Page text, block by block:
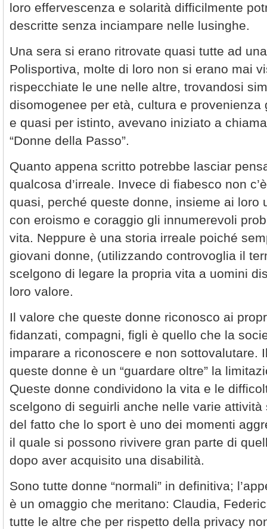
loro effervescenza e solarità difficilmente
descritte senza inciampare nelle lusinghe.
Una sera si erano ritrovate quasi tutte ad
Polisportiva, molte di loro non si erano mai
rispecchiate le une nelle altre, trovandosi
disomogenee per età, cultura e provenienza
e quasi per istinto, avevano iniziato a
“Donne della Passo”.
Quanto appena scritto potrebbe lasciar
qualcosa d’irreale. Invece di fiabesco non
quasi, perché queste donne, insieme ai loro
con eroismo e coraggio gli innumerevoli
vita. Neppure è una storia irreale poiché
giovani donne, (utilizzando controvoglia il
scelgono di legare la propria vita a uomini
loro valore.
Il valore che queste donne riconosco ai
fidanzati, compagni, figli è quello che la
imparare a riconoscere e non sottovalutare.
queste donne è un “guardare oltre” la
Queste donne condividono la vita e le
scelgono di seguirli anche nelle varie
del fatto che lo sport è uno dei momenti
il quale si possono rivivere gran parte di
dopo aver acquisito una disabilità.
Sono tutte donne “normali” in definitiva;
è un omaggio che meritano: Claudia,
tutte le altre che per rispetto della privacy